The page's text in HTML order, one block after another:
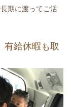
期に渡ってご活
有給休暇も取